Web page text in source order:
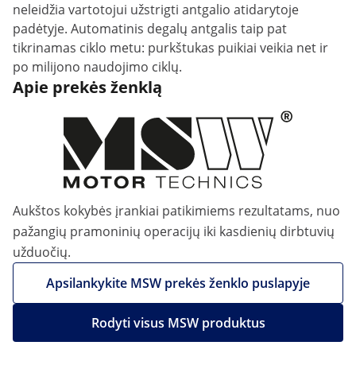
neleidžia vartotojui užstrigti antgalio atidarytoje
padėtyje. Automatinis degalų antgalis taip pat
tikrinamas ciklo metu: purkštukas puikiai veikia net ir
po milijono naudojimo ciklų.
Apie prekės ženklą
Aukštos kokybės įrankiai patikimiems rezultatams, nuo
pažangių pramoninių operacijų iki kasdienių dirbtuvių
užduočių.
Apsilankykite MSW prekės ženklo puslapyje
Rodyti visus MSW produktus